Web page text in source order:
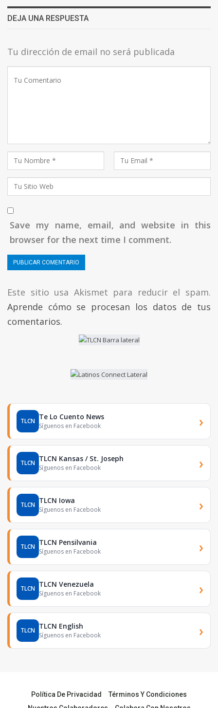
DEJA UNA RESPUESTA
Tu dirección de email no será publicada
Save my name, email, and website in this
browser for the next time I comment.
Este sitio usa Akismet para reducir el spam.
Aprende cómo se procesan los datos de tus
comentarios.
TLCN Te Lo Cuento News
Síguenos en Facebook ›
TLCN TLCN Kansas / St. Joseph
Síguenos en Facebook ›
TLCN TLCN Iowa
Síguenos en Facebook ›
TLCN TLCN Pensilvania
Síguenos en Facebook ›
TLCN TLCN Venezuela
Síguenos en Facebook ›
TLCN TLCN English
Síguenos en Facebook ›
Política De Privacidad
Términos Y Condiciones